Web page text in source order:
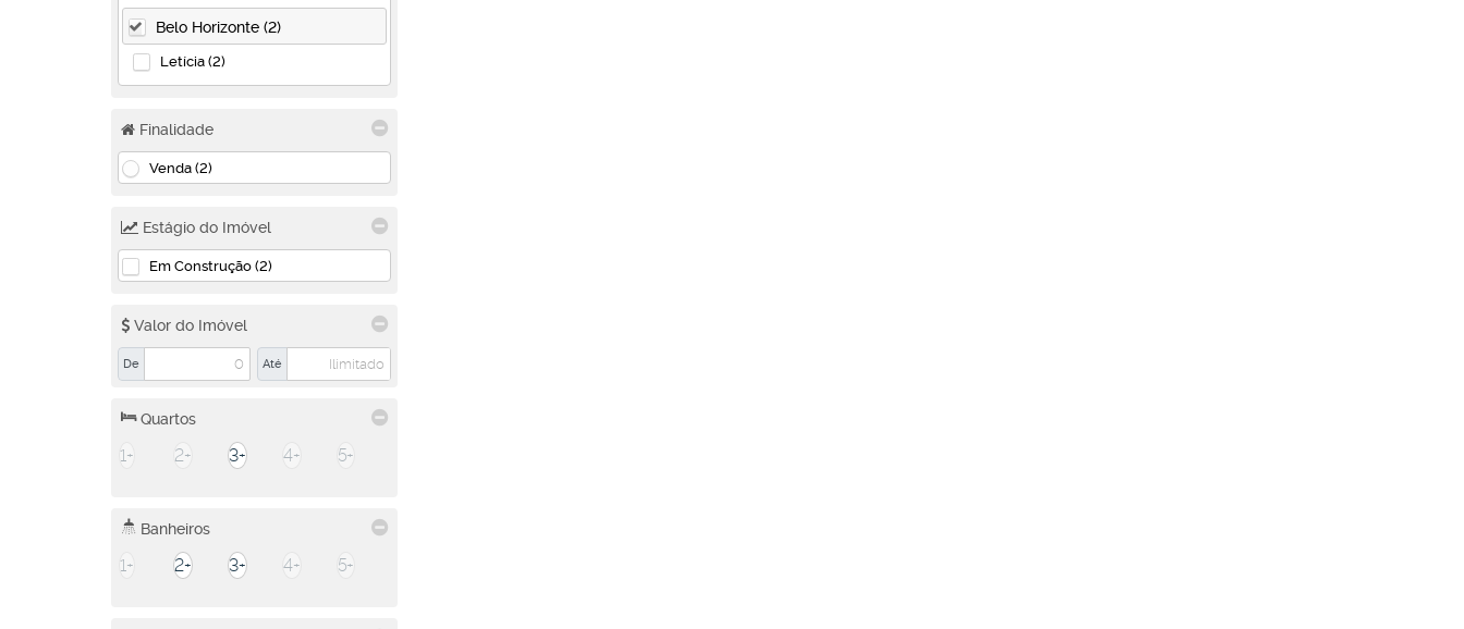
Belo Horizonte (2)
Letícia (2)
Finalidade
Venda (2)
Estágio do Imóvel
Em Construção (2)
Valor do Imóvel
De Até
Quartos
1+ 2+ 3+ 4+ 5+
Banheiros
1+ 2+ 3+ 4+ 5+